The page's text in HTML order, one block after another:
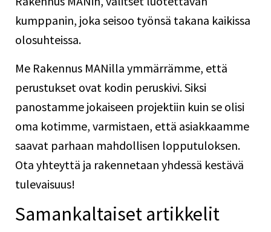
kumppanin, joka seisoo työnsä takana kaikissa
olosuhteissa.
Me Rakennus MANilla ymmärrämme, että
perustukset ovat kodin peruskivi. Siksi
panostamme jokaiseen projektiin kuin se olisi
oma kotimme, varmistaen, että asiakkaamme
saavat parhaan mahdollisen lopputuloksen.
Ota yhteyttä ja rakennetaan yhdessä kestävä
tulevaisuus!
Samankaltaiset artikkelit